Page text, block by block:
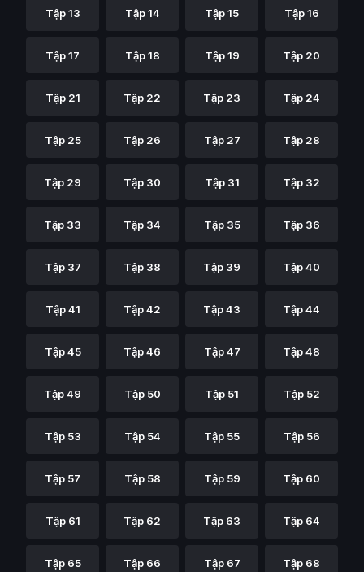
Tập 13 Tập 14 Tập 15 Tập 16
Tập 17 Tập 18 Tập 19 Tập 20
Tập 21 Tập 22 Tập 23 Tập 24
Tập 25 Tập 26 Tập 27 Tập 28
Tập 29 Tập 30 Tập 31 Tập 32
Tập 33 Tập 34 Tập 35 Tập 36
Tập 37 Tập 38 Tập 39 Tập 40
Tập 41 Tập 42 Tập 43 Tập 44
Tập 45 Tập 46 Tập 47 Tập 48
Tập 49 Tập 50 Tập 51 Tập 52
Tập 53 Tập 54 Tập 55 Tập 56
Tập 57 Tập 58 Tập 59 Tập 60
Tập 61 Tập 62 Tập 63 Tập 64
Tập 65 Tập 66 Tập 67 Tập 68